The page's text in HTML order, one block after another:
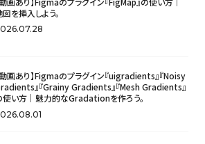
を挿入しよう。
動画あり】Figmaのプラグイン『uigradients』『Noisy
』『Grainy Gradients』『Mesh Gradients』
使い方｜魅力的なGradationを作ろう。